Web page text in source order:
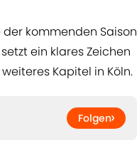
kommenden Saison
ein klares Zeichen
Kapitel in Köln.
Folgen